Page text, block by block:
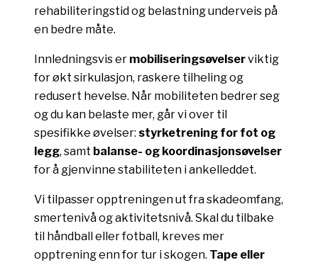
rehabiliteringstid og belastning underveis på
en bedre måte.
Innledningsvis er mobiliseringsøvelserviktig
for økt sirkulasjon, raskere tilheling og
redusert hevelse. Når mobiliteten bedrer seg
og du kan belaste mer, går vi over til
spesifikke øvelser: styrketrening for fot og
legg, samt balanse- og koordinasjonsøvelser
for å gjenvinne stabiliteten i ankelleddet.
Vi tilpasser opptreningen ut fra skadeomfang,
smertenivå og aktivitetsnivå. Skal du tilbake
til håndball eller fotball, kreves mer
opptrening enn for tur i skogen. Tape eller